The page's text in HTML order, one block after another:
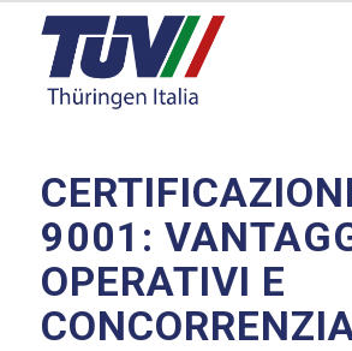
9001:
OPERATIVI E